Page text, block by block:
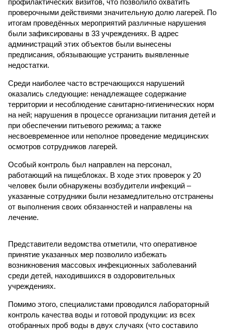
профилактических визитов, что позволило охватить
проверочными действиями значительную долю лагерей. По
итогам проведённых мероприятий различные нарушения
были зафиксированы в 33 учреждениях. В адрес
администраций этих объектов были вынесены
предписания, обязывающие устранить выявленные
недостатки.
Среди наиболее часто встречающихся нарушений
оказались следующие: ненадлежащее содержание
территории и несоблюдение санитарно-гигиенических норм
на ней; нарушения в процессе организации питания детей и
при обеспечении питьевого режима; а также
несвоевременное или неполное проведение медицинских
осмотров сотрудников лагерей.
Особый контроль был направлен на персонал,
работающий на пищеблоках. В ходе этих проверок у 20
человек были обнаружены возбудители инфекций –
указанные сотрудники были незамедлительно отстранены
от выполнения своих обязанностей и направлены на
лечение.
Представители ведомства отметили, что оперативное
принятие указанных мер позволило избежать
возникновения массовых инфекционных заболеваний
среди детей, находившихся в оздоровительных
учреждениях.
Помимо этого, специалистами проводился лабораторный
контроль качества воды и готовой продукции: из всех
отобранных проб воды в двух случаях (что составило